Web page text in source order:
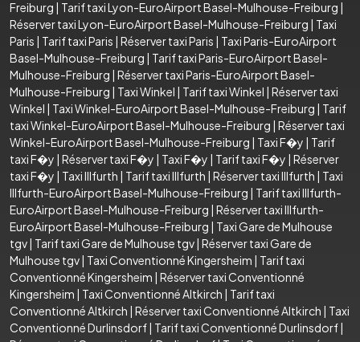
Freiburg | Tarif taxi Lyon-EuroAirport Basel-Mulhouse-Freiburg |
Réserver taxi Lyon-EuroAirport Basel-Mulhouse-Freiburg | Taxi
Paris | Tarif taxi Paris | Réserver taxi Paris | Taxi Paris-EuroAirport
Basel-Mulhouse-Freiburg | Tarif taxi Paris-EuroAirport Basel-
Mulhouse-Freiburg | Réserver taxi Paris-EuroAirport Basel-
Mulhouse-Freiburg | Taxi Winkel | Tarif taxi Winkel | Réserver taxi
Winkel | Taxi Winkel-EuroAirport Basel-Mulhouse-Freiburg | Tarif
taxi Winkel-EuroAirport Basel-Mulhouse-Freiburg | Réserver taxi
Winkel-EuroAirport Basel-Mulhouse-Freiburg | Taxi F�y | Tarif
taxi F�y | Réserver taxi F�y | Taxi F�y | Tarif taxi F�y | Réserver
taxi F�y | Taxi Illfurth | Tarif taxi Illfurth | Réserver taxi Illfurth | Taxi
Illfurth-EuroAirport Basel-Mulhouse-Freiburg | Tarif taxi Illfurth-
EuroAirport Basel-Mulhouse-Freiburg | Réserver taxi Illfurth-
EuroAirport Basel-Mulhouse-Freiburg | Taxi Gare de Mulhouse
tgv| Tarif taxi Gare de Mulhouse tgv| Réserver taxi Gare de
Mulhouse tgv| Taxi Conventionné Kingersheim | Tarif taxi
Conventionné Kingersheim | Réserver taxi Conventionné
Kingersheim | Taxi Conventionné Altkirch | Tarif taxi
Conventionné Altkirch | Réserver taxi Conventionné Altkirch | Taxi
Conventionné Durlinsdorf| Tarif taxi Conventionné Durlinsdorf|